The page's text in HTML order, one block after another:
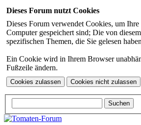
Dieses Forum nutzt Cookies
Dieses Forum verwendet Cookies, um
Computer gespeichert sind; Die von
spezifischen Themen, die Sie gelesen
Ein Cookie wird in Ihrem Browser
Fußzeile ändern.